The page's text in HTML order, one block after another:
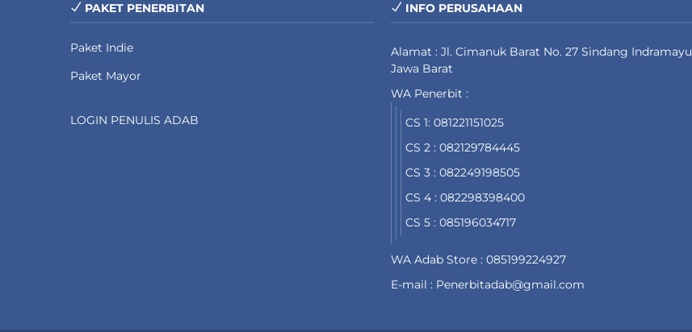
PAKET PENERBITAN
Paket Indie
Paket Mayor
LOGIN PENULIS ADAB
INFO PERUSAHAAN
Alamat : Jl. Cimanuk Barat No. 27 Sindang Indramayu
Jawa Barat
WA Penerbit :
CS 1: 081221151025
CS 2 : 082129784445
CS 3 : 082249198505
CS 4 : 082298398400
CS 5 : 085196034717
WA Adab Store : 085199224927
E-mail : Penerbitadab@gmail.com